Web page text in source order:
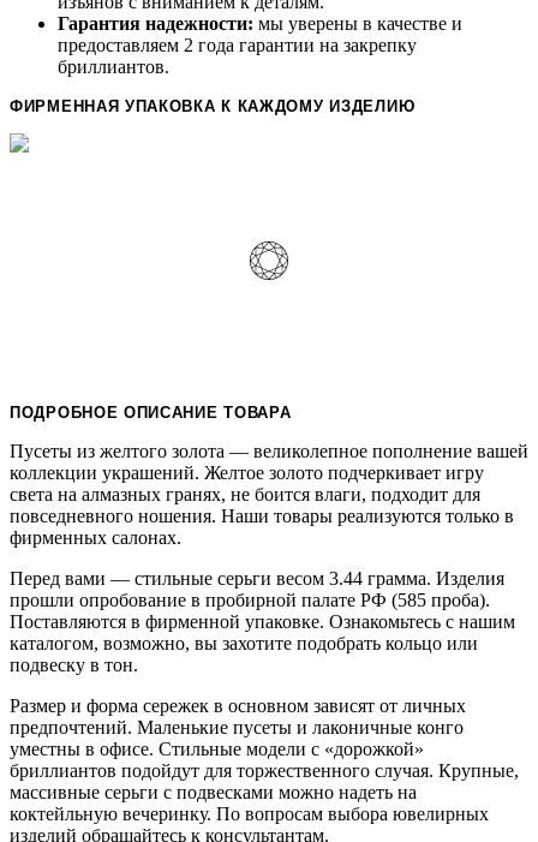
Гарантия надежности: мы уверены в качестве и
предоставляем 2 года гарантии на закрепку
бриллиантов.
ФИРМЕННАЯ УПАКОВКА К КАЖДОМУ ИЗДЕЛИЮ
ПОДРОБНОЕ ОПИСАНИЕ ТОВАРА
Пусеты из желтого золота — великолепное пополнение вашей
коллекции украшений. Желтое золото подчеркивает игру
света на алмазных гранях, не боится влаги, подходит для
повседневного ношения. Наши товары реализуются только в
фирменных салонах.
Перед вами — стильные серьги весом 3.44 грамма. Изделия
прошли опробование в пробирной палате РФ (585 проба).
Поставляются в фирменной упаковке. Ознакомьтесь с нашим
каталогом, возможно, вы захотите подобрать кольцо или
подвеску в тон.
Размер и форма сережек в основном зависят от личных
предпочтений. Маленькие пусеты и лаконичные конго
уместны в офисе. Стильные модели с «дорожкой»
бриллиантов подойдут для торжественного случая. Крупные,
массивные серьги с подвесками можно надеть на
коктейльную вечеринку. По вопросам выбора ювелирных
изделий обращайтесь к консультантам.